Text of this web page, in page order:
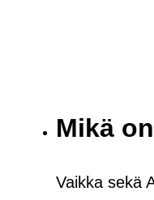
Mikä
Vaikka sekä